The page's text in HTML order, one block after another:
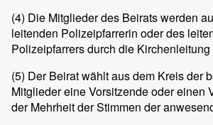
(4) Die Mitglieder des Beirats werden
leitenden Polizeipfarrerin oder des
Polizeipfarrers durch die Kirchenleitung
(5) Der Beirat wählt aus dem Kreis der
Mitglieder eine Vorsitzende oder einen
der Mehrheit der Stimmen der